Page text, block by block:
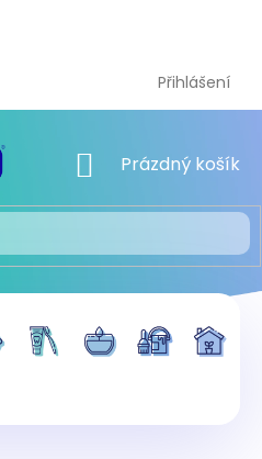
Přihlášení
NÁKUPNÍ KOŠÍK
Prázdný košík